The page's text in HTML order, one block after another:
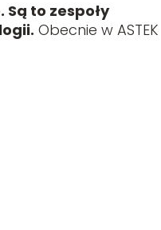
to zespoły
Obecnie w ASTEK